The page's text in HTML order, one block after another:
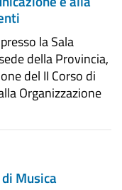
la Sala
della Provincia,
del II Corso di
Organizzazione
Musica